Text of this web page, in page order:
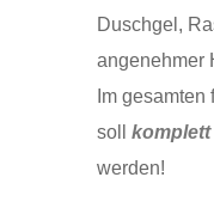
Duschgel,
angenehmer
Im
soll komplett
werden!